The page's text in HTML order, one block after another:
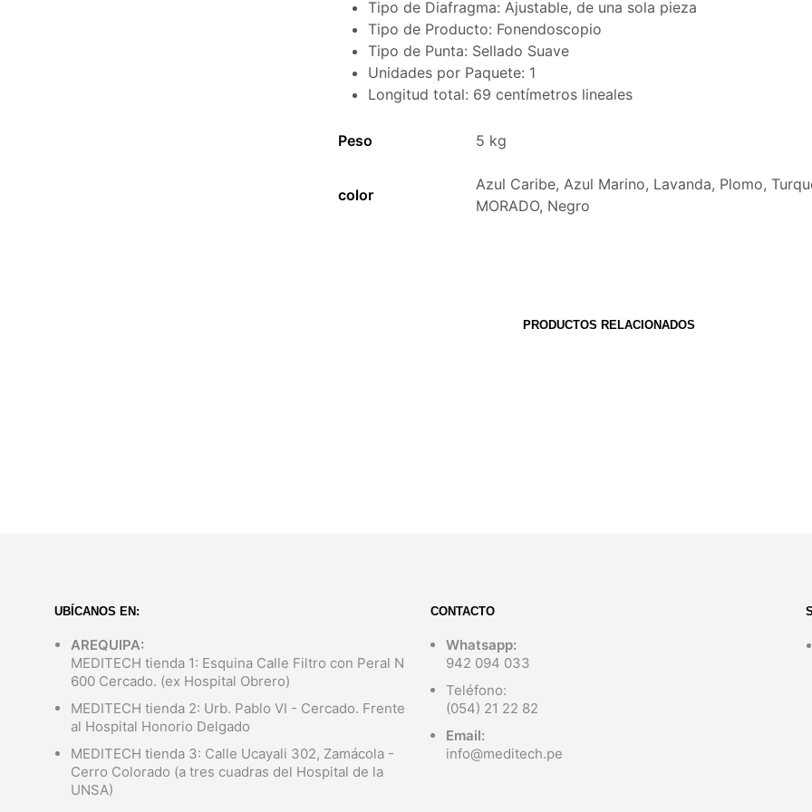
Tipo de Diafragma: Ajustable, de una sola pieza
Tipo de Producto: Fonendoscopio
Tipo de Punta: Sellado Suave
Unidades por Paquete: 1
Longitud total: 69 centímetros lineales
Peso 5 kg
color
Azul Caribe, Azul Marino, Lavanda, Plomo,
MORADO, Negro
PRODUCTOS RELACIONADOS
UBÍCANOS EN:
AREQUIPA:
MEDITECH tienda 1: Esquina Calle Filtro con Peral N
600 Cercado. (ex Hospital Obrero)
MEDITECH tienda 2: Urb. Pablo VI - Cercado. Frente
al Hospital Honorio Delgado
MEDITECH tienda 3: Calle Ucayali 302, Zamácola -
Cerro Colorado (a tres cuadras del Hospital de la
UNSA)
CONTACTO
Whatsapp:
942 094 033
Teléfono:
(054) 21 22 82
Email:
info@meditech.pe